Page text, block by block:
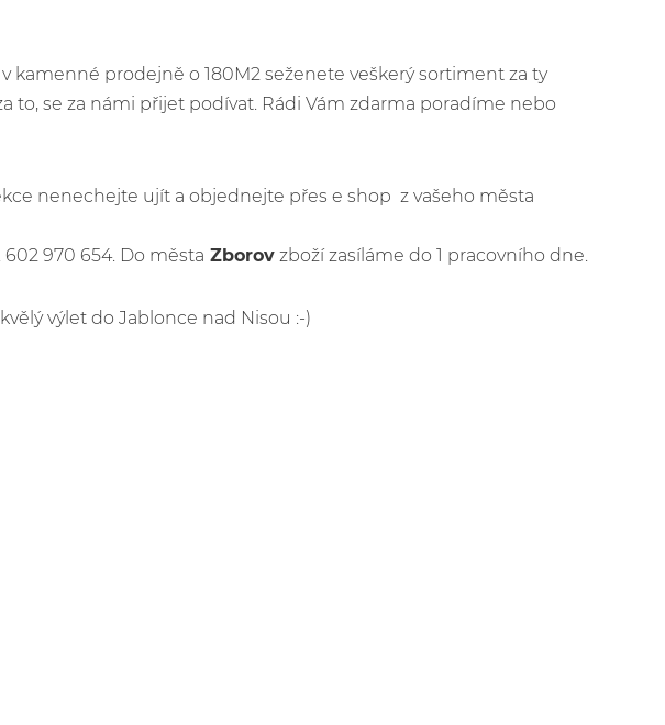
kamenné prodejně o 180M2 seženete veškerý sortiment za ty
to, se za námi přijet podívat. Rádi Vám zdarma poradíme nebo
nenechejte ujít a objednejte přes e shop z vašeho města
970 654. Do města Zborov zboží zasíláme do 1 pracovního dne.
výlet do Jablonce nad Nisou :-)